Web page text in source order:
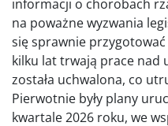
informacji o chorobach
na poważne wyzwania
się sprawnie
kilku lat trwają prace nad
została uchwalona, co
Pierwotnie były plany
kwartale 2026 roku, we